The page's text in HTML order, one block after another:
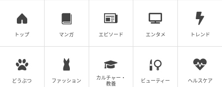
トップ マンガ エピソード エンタメ トレンド
どうぶつ ファッション
カルチャー・
教養
ビューティー ヘルスケア